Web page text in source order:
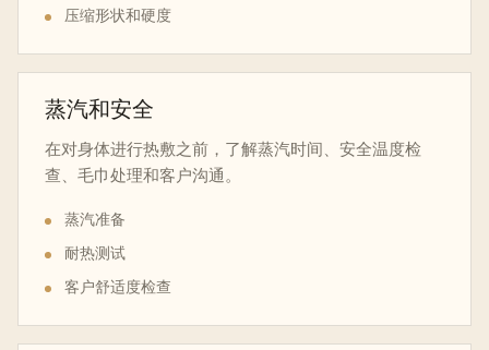
压缩形状和硬度
蒸汽和安全
在对身体进行热敷之前，了解蒸汽时间、安全温度检
查、毛巾处理和客户沟通。
蒸汽准备
耐热测试
客户舒适度检查